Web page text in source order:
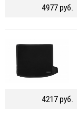
4977 руб.
4217 руб.